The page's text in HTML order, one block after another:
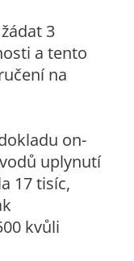
3
a tento
na
on-
uplynutí
17 tisíc,
kvůli